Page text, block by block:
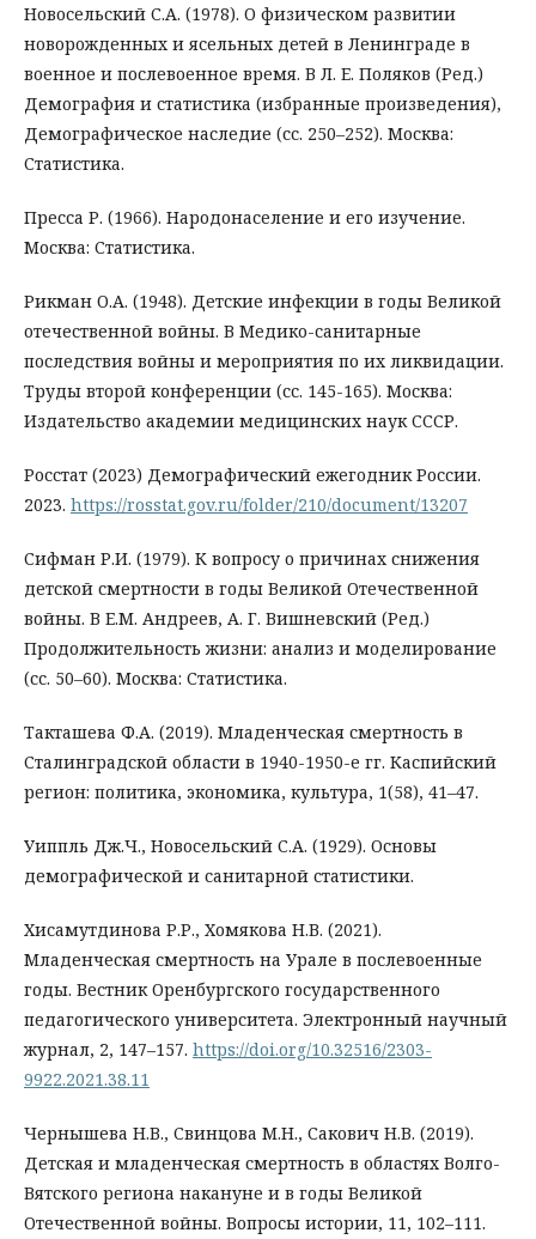
Новосельский С.А. (1978). О физическом развитии
новорожденных и ясельных детей в Ленинграде в
военное и послевоенное время. В Л. Е. Поляков (Ред.)
Демография и статистика (избранные произведения),
Демографическое наследие (сс. 250–252). Москва:
Статистика.
Пресса Р. (1966). Народонаселение и его изучение.
Москва: Статистика.
Рикман О.А. (1948). Детские инфекции в годы Великой
отечественной войны. В Медико-санитарные
последствия войны и мероприятия по их ликвидации.
Труды второй конференции (сс. 145-165). Москва:
Издательство академии медицинских наук СССР.
Росстат (2023) Демографический ежегодник России.
2023. https://rosstat.gov.ru/folder/210/document/13207
Сифман Р.И. (1979). К вопросу о причинах снижения
детской смертности в годы Великой Отечественной
войны. В Е.М. Андреев, А. Г. Вишневский (Ред.)
Продолжительность жизни: анализ и моделирование
(сс. 50–60). Москва: Статистика.
Такташева Ф.А. (2019). Младенческая смертность в
Сталинградской области в 1940-1950-е гг. Каспийский
регион: политика, экономика, культура, 1(58), 41–47.
Уиппль Дж.Ч., Новосельский С.А. (1929). Основы
демографической и санитарной статистики.
Хисамутдинова Р.Р., Хомякова Н.В. (2021).
Младенческая смертность на Урале в послевоенные
годы. Вестник Оренбургского государственного
педагогического университета. Электронный научный
журнал, 2, 147–157. https://doi.org/10.32516/2303-
9922.2021.38.11
Чернышева Н.В., Свинцова М.Н., Сакович Н.В. (2019).
Детская и младенческая смертность в областях Волго-
Вятского региона накануне и в годы Великой
Отечественной войны. Вопросы истории, 11, 102–111.